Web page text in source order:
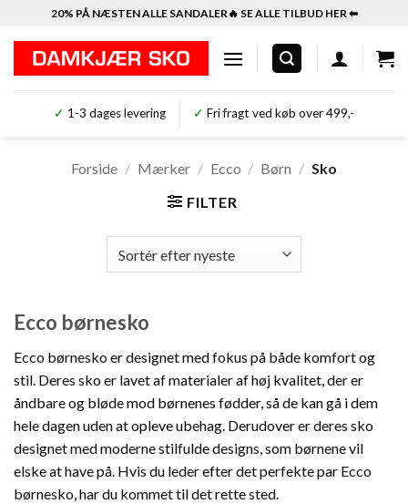
indhold
20% PÅ NÆSTEN ALLE SANDALER🔥 SE ALLE TILBUD HER ⬅︎
✓ 1-3 dages levering ✓ Fri fragt ved køb over 499,-
Forside / Mærker / Ecco / Børn / Sko
FILTER
Ecco børnesko
Ecco børnesko er designet med fokus på både komfort og
stil. Deres sko er lavet af materialer af høj kvalitet, der er
åndbare og bløde mod børnenes fødder, så de kan gå i dem
hele dagen uden at opleve ubehag. Derudover er deres sko
designet med moderne stilfulde designs, som børnene vil
elske at have på. Hvis du leder efter det perfekte par Ecco
børnesko, har du kommet til det rette sted.